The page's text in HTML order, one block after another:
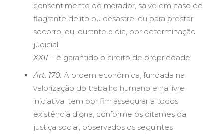
consentimento do morador, salvo em caso de
flagrante delito ou desastre, ou para prestar
socorro, ou, durante o dia, por determinação
judicial;
XXII –é garantido o direito de propriedade;
Art. 170. A ordem econômica, fundada na
valorização do trabalho humano e na livre
iniciativa, tem por fim assegurar a todos
existência digna, conforme os ditames da
justiça social, observados os seguintes